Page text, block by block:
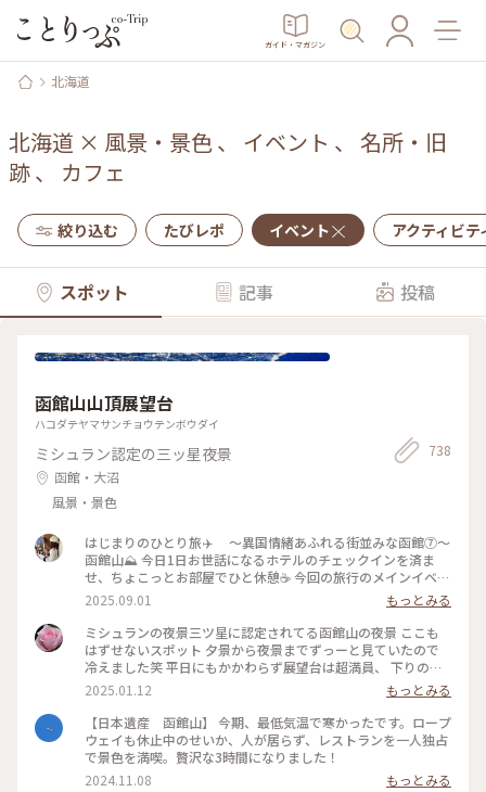
ガイド・マガジン
北海道
北海道 × 風景・景色、 イベント 、 名所・旧
跡、 カフェ
絞り込む たびレポ イベント アクティビテ
スポット 記事 投稿
函館山山頂展望台
ハコダテヤマサンチョウテンボウダイ
ミシュラン認定の三ッ星夜景
函館・大沼
風景・景色
738
はじまりのひとり旅✈️ 〜異国情緒あふれる街並みな函館⑦〜
函館山⛰️ 今日1日お世話になるホテルのチェックインを済ま
せ、ちょこっとお部屋でひと休憩☕️ 今回の旅行のメインイベン
トである函館の絶景を見に、函館山へ出発！ ホテルのフロン
トの方に行き方を教えてもらい、天候の関係でロープウェイが
動いたり止まったり…🚡したので、バスで向かうことにしまし
た🚌 【ロープウェイで山頂へ】 →市電十字街駅から函館山ロ
ープウェイ山麓駅まで 徒歩10分 山麓駅から山頂駅まで
約3分 1800円（往復） 【バスで山頂へ】 →JR函館駅前バス
乗り場④ 番 函館山登山バス（季節運行）山頂まで約30分
700円（片道） バスで山頂まで向かっている最中に見えてくる
函館の街並みだけでも感嘆の声が上がり、ワクワクが止まらな
いです😳 山頂に着いて展望台に向かって歩き、目の前に現れ
た景色は感動🥹ずっと眺めていられました👀 夜景まで見たか
ったけど雷雲接近中の為、断念🤦‍♀️ でも山頂の展望台からは函
2025.09.01
もっとみる
ミシュランの夜景三ツ星に認定されてる函館山の夜景 ここも
はずせないスポット 夕景から夜景までずっーと見ていたので
冷えました笑 平日にもかかわらず展望台は超満員、 下りのロ
ープウェイも行列ができていました きらきらの夜景が見れて
2025.01.12
もっとみる
【日本遺産 函館山】 今期、最低気温で寒かったです。ロープ
ウェイも休止中のせいか、人が居らず、レストランを一人独占
で景色を満喫。贅沢な3時間になりました！
2024.11.08
もっとみる